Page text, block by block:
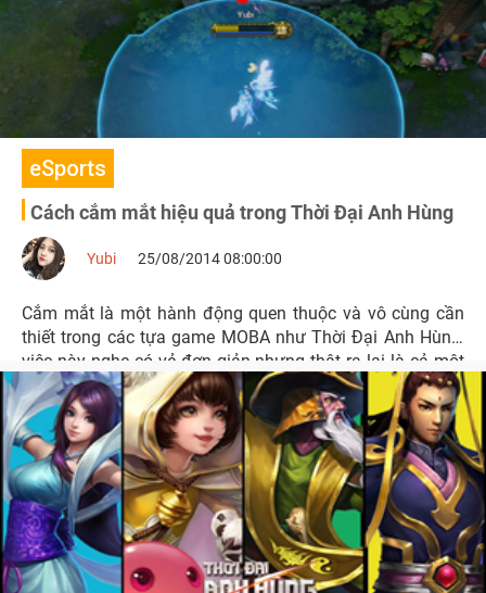
eSports
Cách cắm mắt hiệu quả trong Thời Đại Anh Hùng
Yubi 25/08/2014 08:00:00
Cắm mắt là một hành động quen thuộc và vô cùng cần
thiết trong các tựa game MOBA như Thời Đại Anh Hùng,
việc này nghe có vẻ đơn giản nhưng thật ra lại là cả một
nghệ thuật.